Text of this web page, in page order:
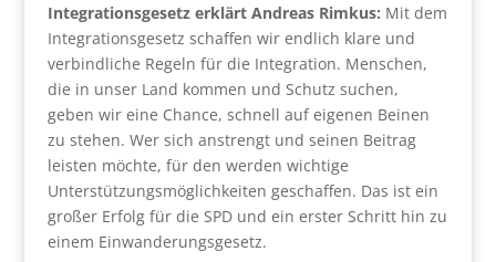
Integrationsgesetz erklärt Andreas Rimkus: Mit dem
Integrationsgesetz schaffen wir endlich klare und
verbindliche Regeln für die Integration. Menschen,
die in unser Land kommen und Schutz suchen,
geben wir eine Chance, schnell auf eigenen Beinen
zu stehen. Wer sich anstrengt und seinen Beitrag
leisten möchte, für den werden wichtige
Unterstützungsmöglichkeiten geschaffen. Das ist ein
großer Erfolg für die SPD und ein erster Schritt hin zu
einem Einwanderungsgesetz.